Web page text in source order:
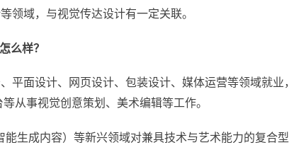
领域，与视觉传达设计有一定关联。
么样？
平面设计、网页设计、包装设计、媒体运营等领域就业，
从事视觉创意策划、美术编辑等工作。
生成内容）等新兴领域对兼具技术与艺术能力的复合型